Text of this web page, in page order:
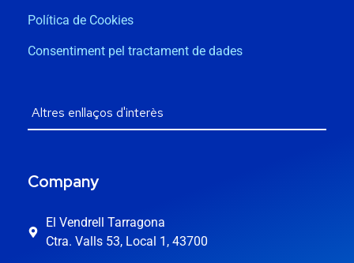
Política de Cookies
Consentiment pel tractament de dades
Company
El Vendrell Tarragona
Ctra. Valls 53, Local 1, 43700